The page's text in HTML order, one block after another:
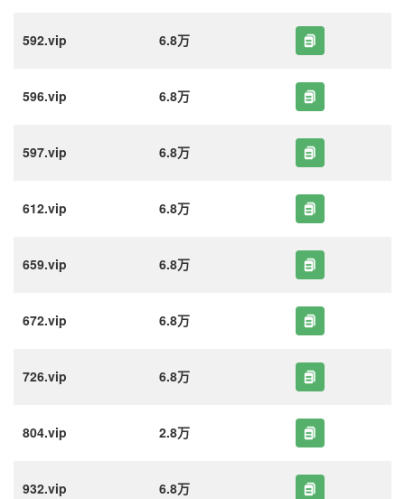
592.vip 6.8万
596.vip 6.8万
597.vip 6.8万
612.vip 6.8万
659.vip 6.8万
672.vip 6.8万
726.vip 6.8万
804.vip 2.8万
932.vip 6.8万